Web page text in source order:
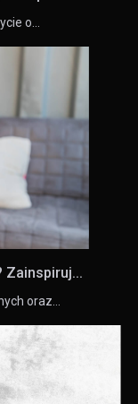
o…
Zainspiruj...
oraz…